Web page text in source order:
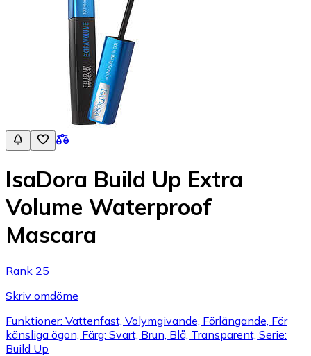
IsaDora Build Up Extra
Volume Waterproof
Mascara
Rank 25
Skriv omdöme
Funktioner: Vattenfast, Volymgivande, Förlängande, För
känsliga ögon, Färg: Svart, Brun, Blå, Transparent, Serie:
Build Up